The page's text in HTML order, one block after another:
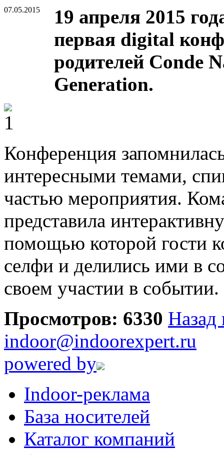
07.05.2015
19 апреля 2015
первая digital
родителей Conde
Generation.
Конференция
интересными темами,
частью мероприятия.
представила
помощью которой гости
‪селфи и делились ими в
своем участии в событии.
Просмотров: 6330 Назад
indoor@indoorexpert.ru
powered by
Indoor-реклама
База носителей
Каталог компаний